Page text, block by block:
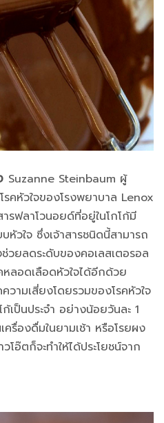
Suzanne Steinbaum ผู้
คหัวใจของโรงพยาบาล Lenox
รฟลาโวนอยด์ที่อยู่ในโกโก้มี
หัวใจ ซึ่งเจ้าสารชนิดนี้สามารถ
ยลดระดับของคอเลสเตอรอล
หลอดเลือดหัวใจได้อีกด้วย
ามเสี่ยงโดยรวมของโรคหัวใจ
เป็นประจำ อย่างน้อยวันละ 1
รื่องดื่มในยามเช้า หรือโรยผง
โอ๊ตก็จะทำให้ได้ประโยชน์จาก